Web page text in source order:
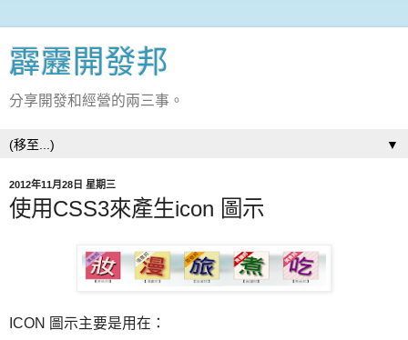
霹靂開發邦
分享開發和經營的兩三事。
▼
2012年11月28日 星期三
使用CSS3來產生icon 圖示
ICON 圖示主要是用在：